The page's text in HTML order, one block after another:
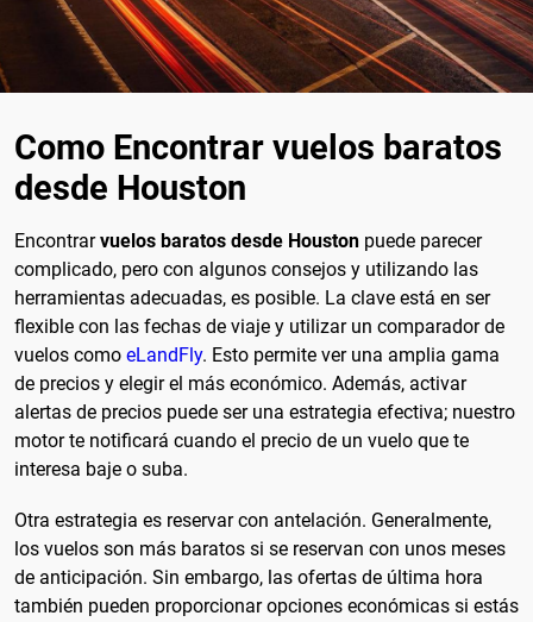
Como Encontrar vuelos baratos
desde Houston
Encontrarvuelos baratos desde Houston puede parecer
complicado, pero con algunos consejos y utilizando las
herramientas adecuadas, es posible. La clave está en ser
flexible con las fechas de viaje y utilizar un comparador de
vuelos como eLandFly. Esto permite ver una amplia gama
de precios y elegir el más económico. Además, activar
alertas de precios puede ser una estrategia efectiva; nuestro
motor te notificará cuando el precio de un vuelo que te
interesa baje o suba.
Otra estrategia es reservar con antelación. Generalmente,
los vuelos son más baratos si se reservan con unos meses
de anticipación. Sin embargo, las ofertas de última hora
también pueden proporcionar opciones económicas si estás